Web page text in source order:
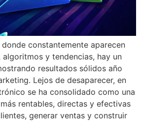
constantemente aparecen
algoritmos y tendencias, hay un
resultados sólidos año
Lejos de desaparecer, en
se ha consolidado como una
rentables, directas y efectivas
generar ventas y construir